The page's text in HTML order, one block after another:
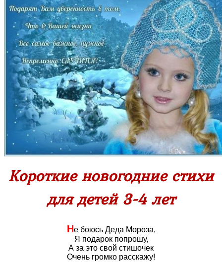
Короткие новогодние стихи
для детей 3-4 лет
Не боюсь Деда Мороза,
Я подарок попрошу,
А за это свой стишочек
Очень громко расскажу!